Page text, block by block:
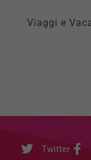
Viaggi e
Twitter